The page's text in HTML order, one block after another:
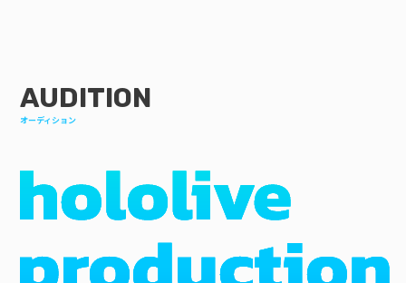
AUDITION
オーディション